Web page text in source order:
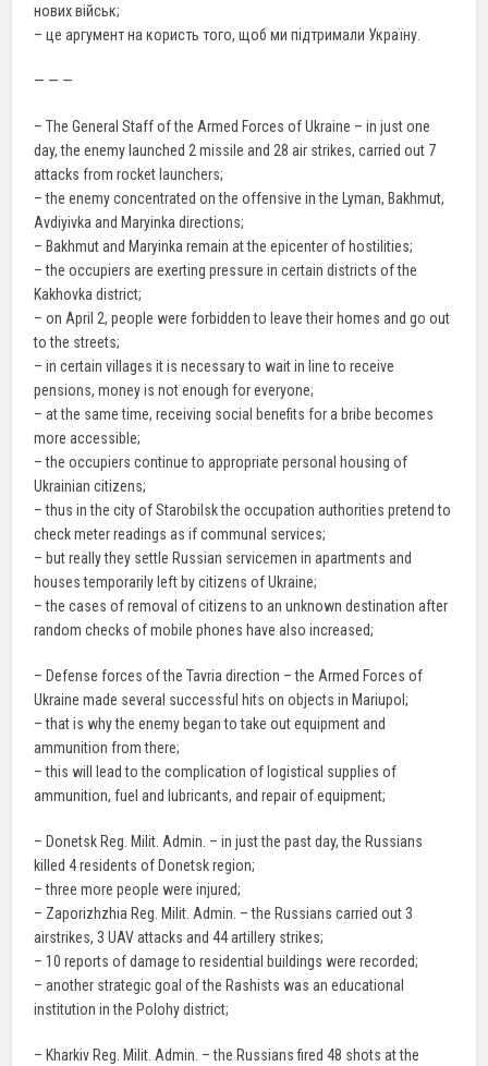
нових військ;
– це аргумент на користь того, щоб ми підтримали Україну.
— — —
– The General Staff of the Armed Forces of Ukraine – in just one
day, the enemy launched 2 missile and 28 air strikes, carried out 7
attacks from rocket launchers;
– the enemy concentrated on the offensive in the Lyman, Bakhmut,
Avdiyivka and Maryinka directions;
– Bakhmut and Maryinka remain at the epicenter of hostilities;
– the occupiers are exerting pressure in certain districts of the
Kakhovka district;
– on April 2, people were forbidden to leave their homes and go out
to the streets;
– in certain villages it is necessary to wait in line to receive
pensions, money is not enough for everyone;
– at the same time, receiving social benefits for a bribe becomes
more accessible;
– the occupiers continue to appropriate personal housing of
Ukrainian citizens;
– thus in the city of Starobilsk the occupation authorities pretend to
check meter readings as if communal services;
– but really they settle Russian servicemen in apartments and
houses temporarily left by citizens of Ukraine;
– the cases of removal of citizens to an unknown destination after
random checks of mobile phones have also increased;
– Defense forces of the Tavria direction – the Armed Forces of
Ukraine made several successful hits on objects in Mariupol;
– that is why the enemy began to take out equipment and
ammunition from there;
– this will lead to the complication of logistical supplies of
ammunition, fuel and lubricants, and repair of equipment;
– Donetsk Reg. Milit. Admin. – in just the past day, the Russians
killed 4 residents of Donetsk region;
– three more people were injured;
– Zaporizhzhia Reg. Milit. Admin. – the Russians carried out 3
airstrikes, 3 UAV attacks and 44 artillery strikes;
– 10 reports of damage to residential buildings were recorded;
– another strategic goal of the Rashists was an educational
institution in the Polohy district;
– Kharkiv Reg. Milit. Admin. – the Russians fired 48 shots at the